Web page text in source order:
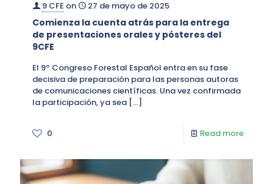
9 CFE on 27 de mayo de 2025
Comienza la cuenta atrás para la entrega
de presentaciones orales y pósteres del
9CFE
El 9º Congreso Forestal Español entra en su fase
decisiva de preparación para las personas autoras
de comunicaciones científicas. Una vez confirmada
la participación, ya sea […]
0 Read more